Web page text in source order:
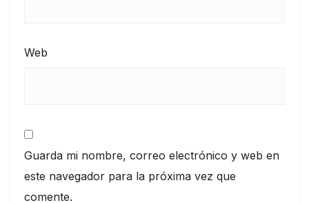
Web
Guarda mi nombre, correo electrónico y web en
este navegador para la próxima vez que
comente.